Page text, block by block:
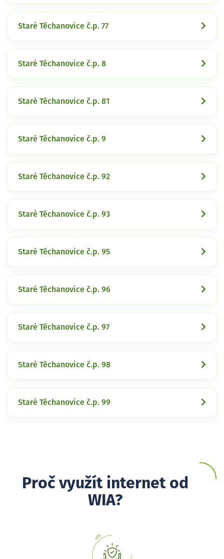
Staré Těchanovice č.p. 77
Staré Těchanovice č.p. 8
Staré Těchanovice č.p. 81
Staré Těchanovice č.p. 9
Staré Těchanovice č.p. 92
Staré Těchanovice č.p. 93
Staré Těchanovice č.p. 95
Staré Těchanovice č.p. 96
Staré Těchanovice č.p. 97
Staré Těchanovice č.p. 98
Staré Těchanovice č.p. 99
Proč využít internet od
WIA?